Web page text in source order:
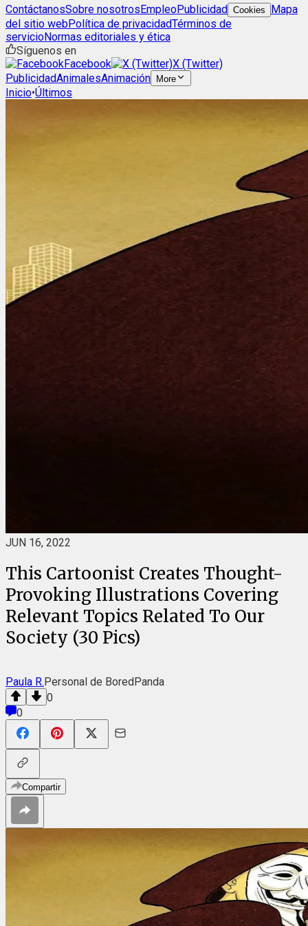
ContáctanosSobre nosotrosEmpleoPublicidad Cookies
Mapa
del sitio webPolítica de privacidadTérminos de
servicioNormas editoriales y ética
Síguenos en
Facebook
X (Twitter)
PublicidadAnimalesAnimación More
Inicio•Últimos
JUN 16, 2022
This Cartoonist Creates Thought-
Provoking Illustrations Covering
Relevant Topics Related To Our
Society (30 Pics)
Paula R.Personal de BoredPanda
0
0
Compartir